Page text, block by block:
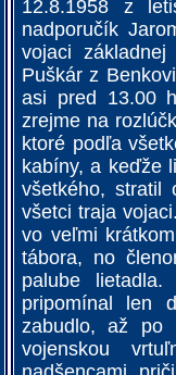
12.8.1958 z
nadporučík
vojaci
Puškár z
asi pred 13.00
zrejme na
ktoré podľa
kabíny, a keďže
všetkého, stratil
všetci traja
vo veľmi
tábora, no
palube
pripomínal len
zabudlo, až po
vojenskou